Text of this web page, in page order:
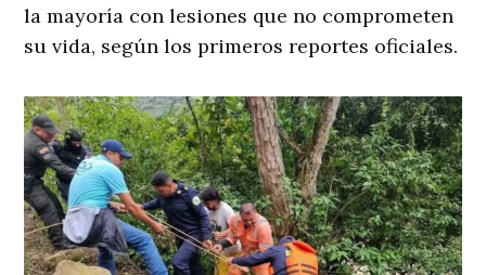
la mayoría con lesiones que no comprometen
su vida, según los primeros reportes oficiales.